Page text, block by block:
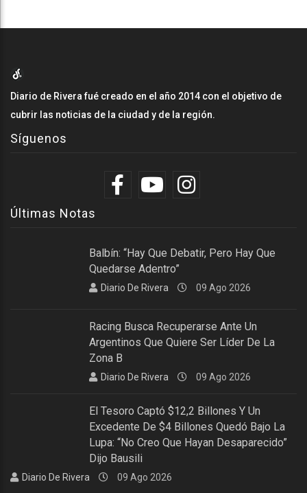
Diario de Rivera fué creado en el año 2014 con el objetivo de
cubrir las noticias de la ciudad y de la región.
Síguenos
Últimas Notas
Balbín: “Hay Que Debatir, Pero Hay Que
Quedarse Adentro”
Diario De Rivera 09 Ago 2026
Racing Busca Recuperarse Ante Un
Argentinos Que Quiere Ser Líder De La
Zona B
Diario De Rivera 09 Ago 2026
El Tesoro Captó $12,2 Billones Y Un
Excedente De $4 Billones Quedó Bajo La
Lupa: “No Creo Que Hayan Desaparecido”
Dijo Bausili
Diario De Rivera 09 Ago 2026